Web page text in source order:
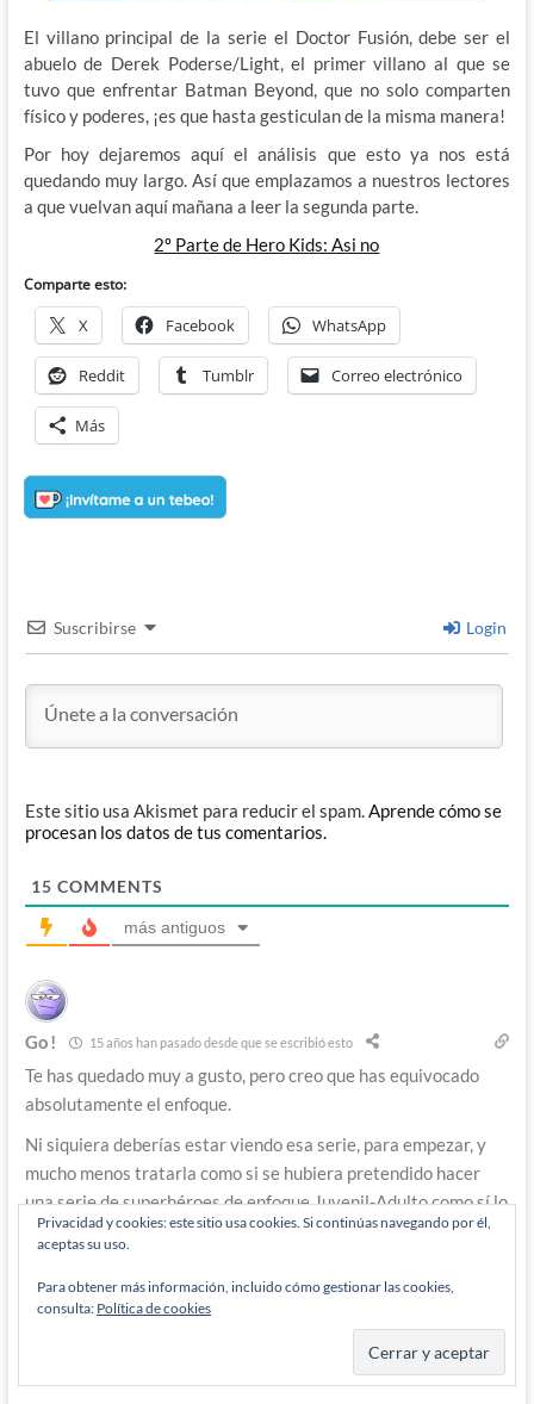
El villano principal de la serie el Doctor Fusión, debe ser el
abuelo de Derek Poderse/Light, el primer villano al que se
tuvo que enfrentar Batman Beyond, que no solo comparten
físico y poderes, ¡es que hasta gesticulan de la misma manera!
Por hoy dejaremos aquí el análisis que esto ya nos está
quedando muy largo. Así que emplazamos a nuestros lectores
a que vuelvan aquí mañana a leer la segunda parte.
2º Parte de Hero Kids: Asi no
Comparte esto:
X Facebook WhatsApp
Reddit Tumblr Correo electrónico
Más
Suscribirse Login
Este sitio usa Akismet para reducir el spam.Aprende cómo se
procesan los datos de tus comentarios.
15 COMMENTS
más antiguos
Go! 15 años han pasado desde que se escribió esto
Te has quedado muy a gusto, pero creo que has equivocado
absolutamente el enfoque.
Ni siquiera deberías estar viendo esa serie, para empezar, y
mucho menos tratarla como si se hubiera pretendido hacer
una serie de superhéroes de enfoque Juvenil-Adulto como sí lo
son los cómics en los que muchos caracteres se han basado. Tu
que no lo es. Es una serie para niños. Alomejor deberías
analizarla como el producto que sí es, entonces entendería
que te guste más o menos, pero no que hayas perdido el norte
Privacidad y cookies: este sitio usa cookies. Si continúas navegando por él,
aceptas su uso.
Para obtener más información, incluido cómo gestionar las cookies,
consulta: Política de cookies